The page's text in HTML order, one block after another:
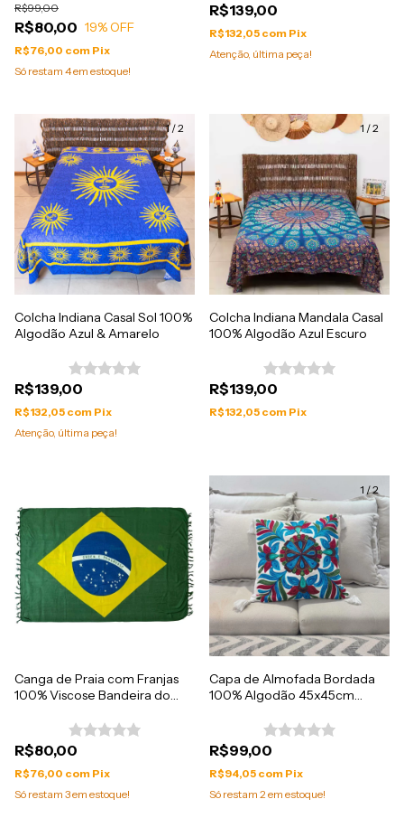
R$80,00
R$99,00
19% OFF
R$76,00 com Pix
Só restam 4em estoque!
R$139,00
R$132,05 com Pix
Atenção, última peça!
1/2
Colcha Indiana Casal Sol 100%
Algodão Azul & Amarelo
R$139,00
R$132,05 com Pix
Atenção, última peça!
1 /2
Colcha Indiana Mandala Casal
100% Algodão Azul Escuro
R$139,00
R$132,05 com Pix
Canga de Praia com Franjas
100% Viscose Bandeira do
R$80,00
R$76,00 com Pix
Só restam 3em estoque!
1 /2
Capa de Almofada Bordada
100% Algodão 45x45cm
R$99,00
R$94,05 com Pix
Só restam 2em estoque!